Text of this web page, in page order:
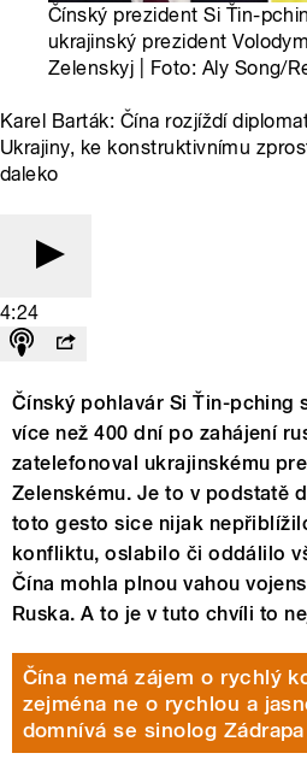
Čínský prezident Si Ťin-
ukrajinský prezident
Zelenskyj | Foto: Aly Song/
Karel Barták: Čína rozjíždí
Ukrajiny, ke konstruktivnímu
daleko
4:24
Čínský pohlavár Si Ťin-pching
více než 400 dní po zahájení
zatelefonoval ukrajinskému
Zelenskému. Je to v podstatě
toto gesto sice nijak
konfliktu, oslabilo či oddálilo
Čína mohla plnou vahou
Ruska. A to je v tuto chvíli to
Čína nemá zájem o rychlý
zejména ne o rychlou a
domnívá se sinolog Zádrapa